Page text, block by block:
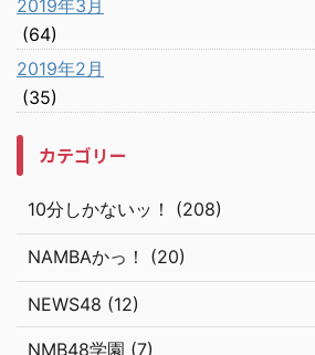
2019年3月
(64)
2019年2月
(35)
カテゴリー
10分しかないッ！ (208)
NAMBAかっ！ (20)
NEWS48 (12)
NMB48学園 (7)